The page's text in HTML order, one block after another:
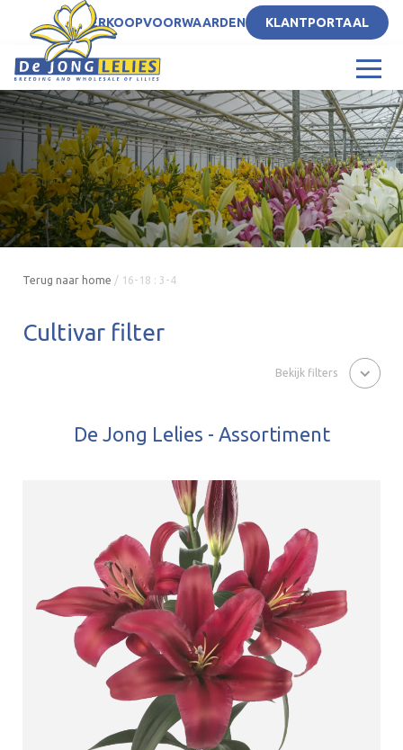
NLVERKOOPVOORWAARDEN KLANTPORTAAL
Terug naar home / 16-18 : 3-4
Cultivar filter
Bekijk filters
De Jong Lelies - Assortiment